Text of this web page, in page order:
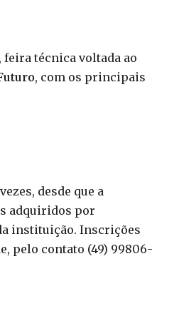
, feira técnica voltada ao
, com os principais
desde que a
adquiridos por
instituição. Inscrições
pelo contato (49) 99806-